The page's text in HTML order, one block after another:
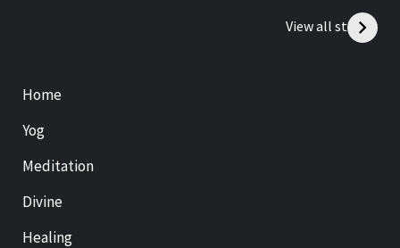
View all stories
Home
Yog
Meditation
Divine
Healing